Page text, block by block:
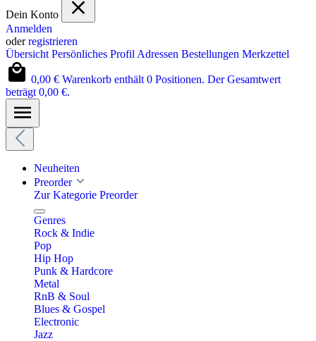
Dein Konto
Anmelden
oderregistrieren
Übersicht Persönliches Profil Adressen Bestellungen Merkzettel
0,00 € Warenkorb enthält 0 Positionen. Der Gesamtwert
beträgt 0,00 €.
Neuheiten
Preorder
Zur Kategorie Preorder
Genres
Rock & Indie
Pop
Hip Hop
Punk & Hardcore
Metal
RnB & Soul
Blues & Gospel
Electronic
Jazz